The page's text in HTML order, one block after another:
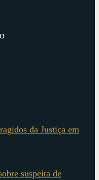
da Justiça em
suspeita de